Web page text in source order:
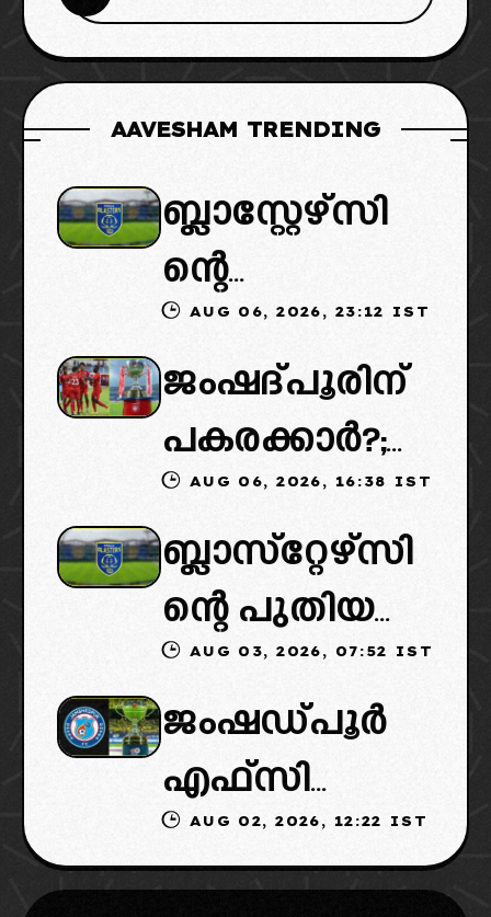
AAVESHAM TRENDING
ബ്ലാസ്റ്റേഴ്സി
ന്റെ
കൈമാറ്റത്തി
ൽ ട്വിസ്റ്റ്:
പുതിയ
ഉടമകളെത്താ
ൻ വൈകും,
കോടതിയുടെ
നീക്കവും
നിർണായകം
AUG 06, 2026, 23:12 IST
ജംഷദ്പൂരിന്
പകരക്കാർ?;
ഐഎസ്എല്ലി
ൽ പുതിയ
ടീമിനെ
ഉൾപ്പെടുത്താ
ൻ
എഐഎഫ്എ
ഫ്: വരുന്നത്
ഗോവൻ
AUG 06, 2026, 16:38 IST
ബ്ലാസ്‌റ്റേഴ്‌സി
ന്റെ പുതിയ
ഉടമകളിൽ
മലബാറിൽ
നിന്നുള്ള
ബിസിനസ്
ഗ്രൂപ്പും:
AUG 03, 2026, 07:52 IST
ജംഷഡ്പൂർ
എഫ്സി
മടങ്ങിവരും!:
തിരിച്ചെത്തി
AUG 02, 2026, 12:22 IST